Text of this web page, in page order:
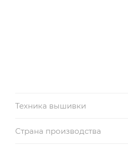
Техника вышивки
Страна производства